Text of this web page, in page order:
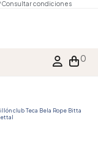
condiciones
0
club Teca Bela Rope Bitta